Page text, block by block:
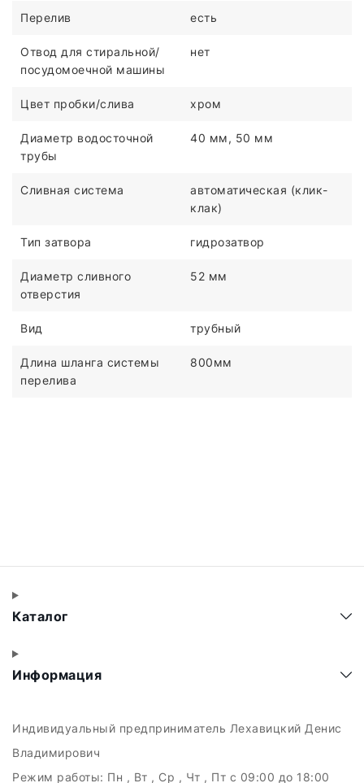
Перелив есть
Отвод для стиральной/
посудомоечной машины
нет
Цвет пробки/слива хром
Диаметр водосточной
трубы
40 мм, 50 мм
Сливная система
автоматическая (клик-
клак)
Тип затвора гидрозатвор
Диаметр сливного
отверстия
52 мм
Вид трубный
Длина шланга системы
перелива
800мм
Каталог
Информация
Индивидуальный предприниматель Лехавицкий Денис
Владимирович
Режим работы: Пн , Вт , Ср , Чт , Пт c 09:00 до 18:00